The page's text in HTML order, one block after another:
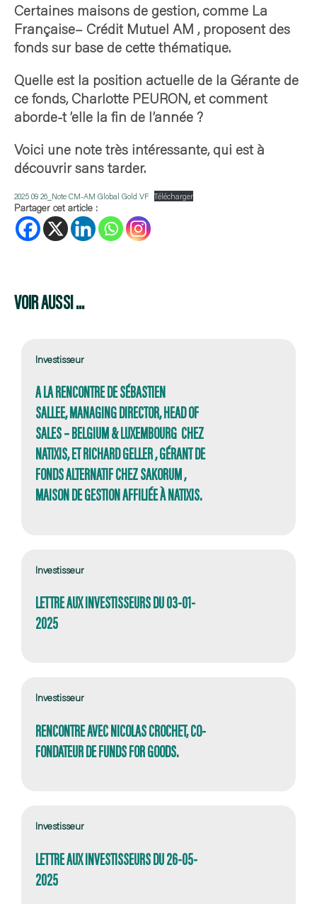
Certaines maisons de gestion, comme La
Française– Crédit Mutuel AM , proposent des
fonds sur base de cette thématique.
Quelle est la position actuelle de la Gérante de
ce fonds, Charlotte PEURON, et comment
aborde-t ’elle la fin de l’année ?
Voici une note très intéressante, qui est à
découvrir sans tarder.
2025 09 26_Note CM-AM Global Gold VF Télécharger
Partager cet article :
VOIR AUSSI ...
Investisseur
A LA RENCONTRE DE SÉBASTIEN
SALLEE, MANAGING DIRECTOR, HEAD OF
SALES – BELGIUM & LUXEMBOURG CHEZ
NATIXIS, ET RICHARD GELLER , GÉRANT DE
FONDS ALTERNATIF CHEZ SAKORUM ,
MAISON DE GESTION AFFILIÉE À NATIXIS.
Investisseur
LETTRE AUX INVESTISSEURS DU 03-01-
2025
Investisseur
RENCONTRE AVEC NICOLAS CROCHET, CO-
FONDATEUR DE FUNDS FOR GOODS.
Investisseur
LETTRE AUX INVESTISSEURS DU 26-05-
2025